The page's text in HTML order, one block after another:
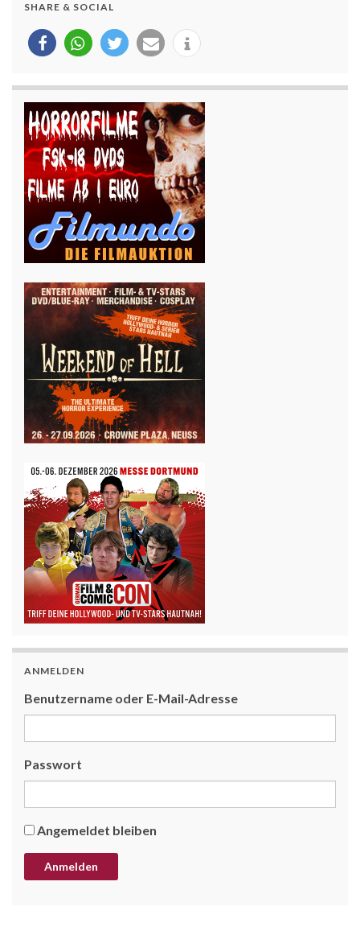
SHARE & SOCIAL
ANMELDEN
Benutzername oder E-Mail-Adresse
Passwort
Angemeldet bleiben